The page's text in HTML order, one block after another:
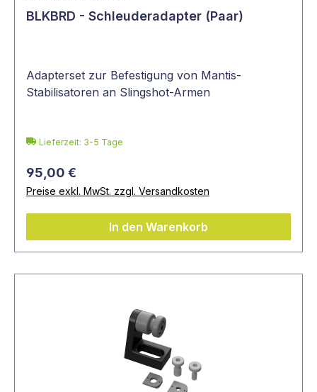
BLKBRD - Schleuderadapter (Paar)
Adapterset zur Befestigung von Mantis-
Stabilisatoren an Slingshot-Armen
Lieferzeit: 3-5 Tage
95,00 €
Preise exkl. MwSt. zzgl. Versandkosten
In den Warenkorb